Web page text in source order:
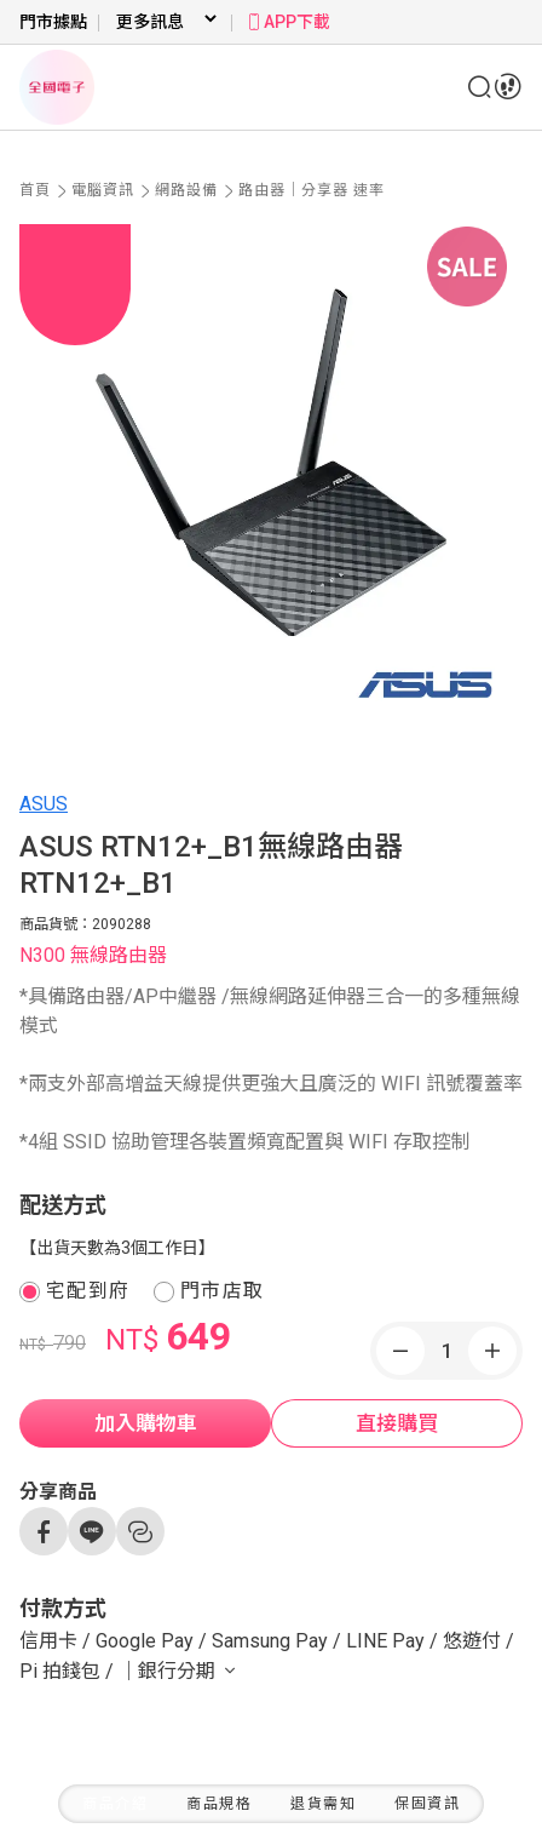
門市據點 APP下載
首頁 電腦資訊 網路設備 路由器｜分享器 速率
ASUS
ASUS RTN12+_B1無線路由器
RTN12+_B1
商品貨號：2090288
N300 無線路由器
*具備路由器/AP中繼器 /無線網路延伸器三合一的多種無線
模式
*兩支外部高增益天線提供更強大且廣泛的 WIFI 訊號覆蓋率
*4組 SSID 協助管理各裝置頻寬配置與 WIFI 存取控制
配送方式
【出貨天數為3個工作日】
宅配到府 門市店取
NT$790 NT$ 649
加入購物車 直接購買
分享商品
付款方式
信用卡 / Google Pay / Samsung Pay / LINE Pay / 悠遊付 /
Pi 拍錢包 / ｜銀行分期
商品規格 退貨需知 保固資訊